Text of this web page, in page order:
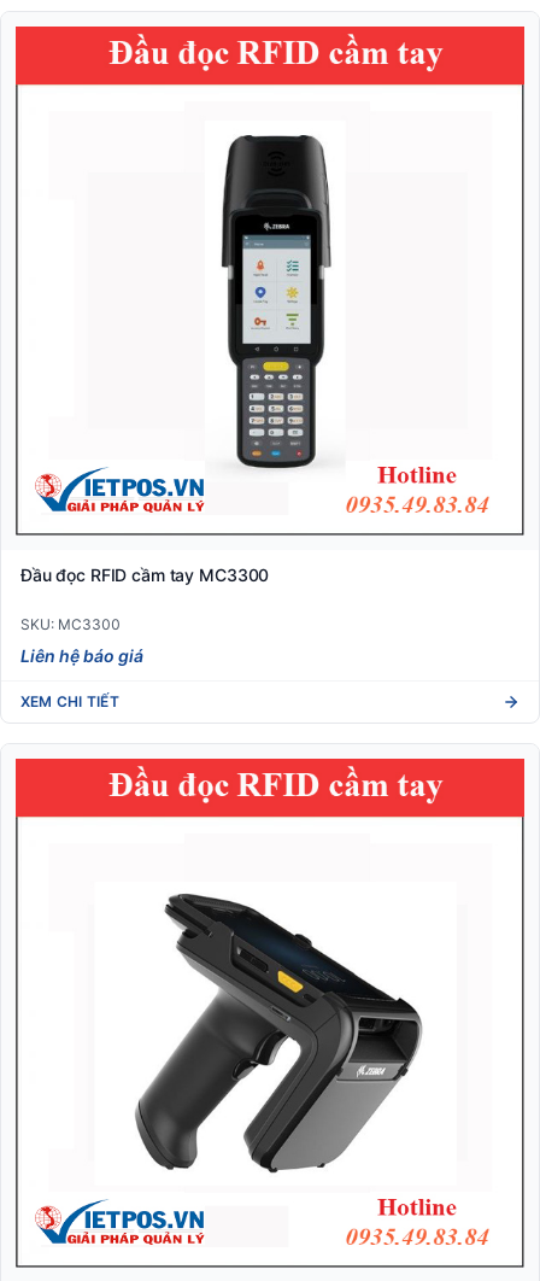
Đầu đọc RFID cầm tay MC3300
SKU: MC3300
Liên hệ báo giá
XEM CHI TIẾT